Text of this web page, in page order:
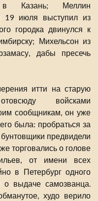
в Казань; Меллин
19 июля выступил из
городка двинулся к
Михельсон из
дабы пресечь
итти на старую
войсками
сообщникам, он уже
была: пробраться за
предвидели
торговались о голове
от имени всех
в Петербург одного
о выдаче самозванца.
худо верило